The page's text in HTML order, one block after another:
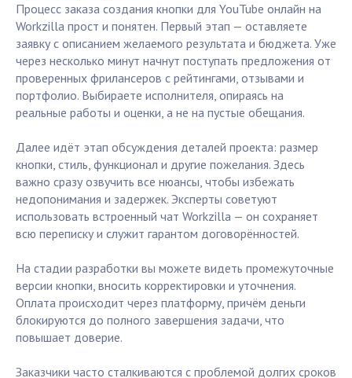
Процесс заказа создания кнопки для YouTube онлайн на
Workzilla прост и понятен. Первый этап — оставляете
заявку с описанием желаемого результата и бюджета. Уже
через несколько минут начнут поступать предложения от
проверенных фрилансеров с рейтингами, отзывами и
портфолио. Выбираете исполнителя, опираясь на
реальные работы и оценки, а не на пустые обещания.
Далее идёт этап обсуждения деталей проекта: размер
кнопки, стиль, функционал и другие пожелания. Здесь
важно сразу озвучить все нюансы, чтобы избежать
недопонимания и задержек. Эксперты советуют
использовать встроенный чат Workzilla — он сохраняет
всю переписку и служит гарантом договорённостей.
На стадии разработки вы можете видеть промежуточные
версии кнопки, вносить корректировки и уточнения.
Оплата происходит через платформу, причём деньги
блокируются до полного завершения задачи, что
повышает доверие.
Заказчики часто сталкиваются с проблемой долгих сроков